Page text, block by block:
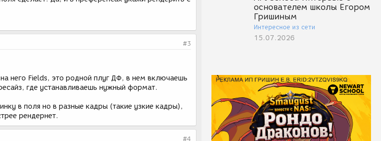
основателем школы Егором
Гришиным
Интересное из сети
15.07.2026
#3
него Fields, это родной плуг ДФ, в нем включаешь
где устанавливаешь нужный формат.
в поля но в разные кадры (такие узкие кадры),
рендернет.
#4